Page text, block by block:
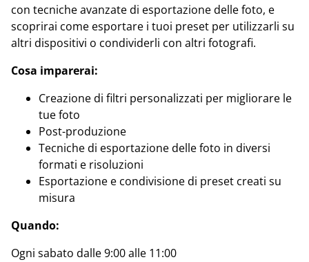
con tecniche avanzate di esportazione delle foto, e
scoprirai come esportare i tuoi preset per utilizzarli su
altri dispositivi o condividerli con altri fotografi.
Cosa imparerai:
Creazione di filtri personalizzati per migliorare le
tue foto
Post-produzione
Tecniche di esportazione delle foto in diversi
formati e risoluzioni
Esportazione e condivisione di preset creati su
misura
Quando:
Ogni sabato dalle 9:00 alle 11:00